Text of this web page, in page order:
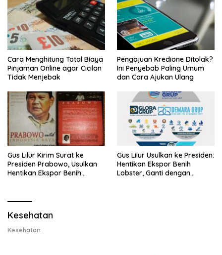
Cara Menghitung Total Biaya
Pinjaman Online agar Cicilan
Tidak Menjebak
Pengajuan Kredione Ditolak?
Ini Penyebab Paling Umum
dan Cara Ajukan Ulang
Gus Lilur Kirim Surat ke
Presiden Prabowo, Usulkan
Hentikan Ekspor Benih
Gus Lilur Usulkan ke Presiden:
Hentikan Ekspor Benih
Lobster, Ganti dengan
Kesehatan
Kesehatan